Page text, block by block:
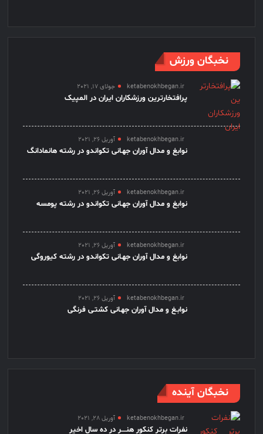
نخبگان ورزش
ketabenokhbegan.ir جولای 17, 2021
پرافتخارترین ورزشکاران ایران در المپیک
ketabenokhbegan.ir آوریل 26, 2021
نوابغ و مدال آوران جهـانی تکواندو در رشته هانمادانگ
ketabenokhbegan.ir آوریل 26, 2021
نوابغ و مدال آوران جهـانی تکواندو در رشته پومسه
ketabenokhbegan.ir آوریل 26, 2021
نوابغ و مدال آوران جهـانی تکواندو در رشته کیوروگی
ketabenokhbegan.ir آوریل 26, 2021
نوابـغ و مدال آوران جهـانی کشتـی فرنگی
نخبگان آینده
ketabenokhbegan.ir آوریل 28, 2021
نفرات برتر کنکور هنــــر در ده سال اخیر